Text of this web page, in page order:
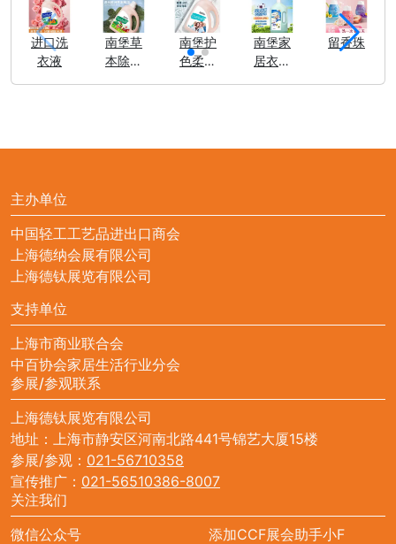
进口洗
衣液
南堡草
本除菌
南堡护
色柔顺
南堡家
居衣物
留香珠
主办单位
中国轻工工艺品进出口商会
上海德纳会展有限公司
上海德钛展览有限公司
支持单位
上海市商业联合会
中百协会家居生活行业分会
参展/参观联系
上海德钛展览有限公司
地址：上海市静安区河南北路441号锦艺大厦15楼
参展/参观： 021-56710358
宣传推广： 021-56510386-8007
关注我们
微信公众号
添加CCF展会助手小F